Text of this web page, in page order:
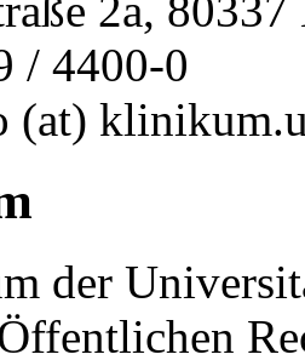
2a, 80337
/ 4400-0
der